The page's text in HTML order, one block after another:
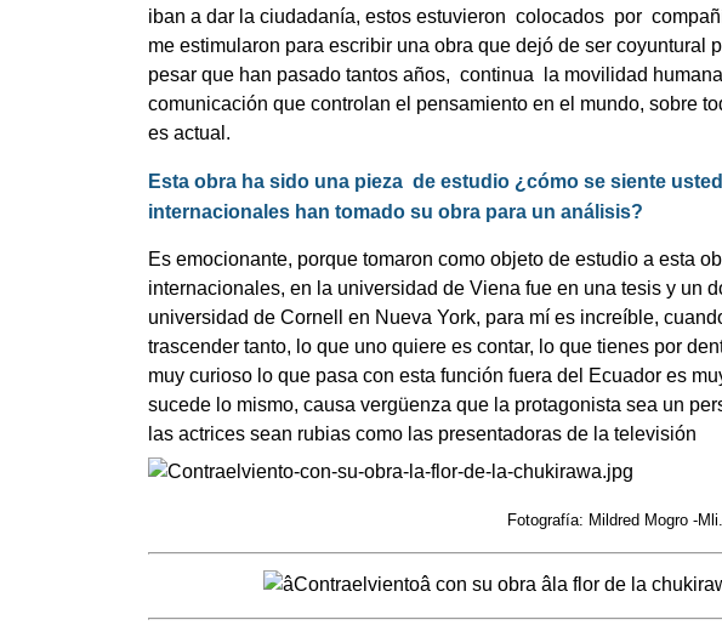
iban a dar la ciudadanía, estos estuvieron colocados por
me estimularon para escribir una obra que dejó de ser coyuntural
pesar que han pasado tantos años, continua
la movilidad
comunicación que controlan el pensamiento en el mundo, sobre
es actual.
Esta obra ha sido una pieza de estudio ¿cómo se siente
internacionales han tomado su obra para un análisis?
Es emocionante, porque tomaron como objeto de estudio a esta
internacionales, en la universidad de Viena fue en una tesis y un
universidad de Cornell en Nueva York, para mí es increíble,
trascender tanto, lo que uno quiere es contar, lo que tienes por
muy curioso lo que pasa con esta función fuera del Ecuador es
sucede lo mismo, causa vergüenza que la protagonista sea un
las actrices sean rubias como las presentadoras de la televisión
Fotografía: Mildred Mogro -Mli.